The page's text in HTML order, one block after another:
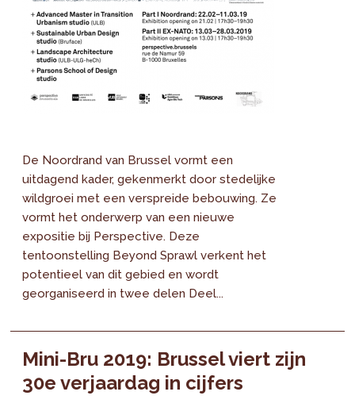
De Noordrand van Brussel vormt een
uitdagend kader, gekenmerkt door stedelijke
wildgroei met een verspreide bebouwing. Ze
vormt het onderwerp van een nieuwe
expositie bij Perspective. Deze
tentoonstelling Beyond Sprawl verkent het
potentieel van dit gebied en wordt
georganiseerd in twee delen Deel...
Mini-Bru 2019: Brussel viert zijn
30e verjaardag in cijfers